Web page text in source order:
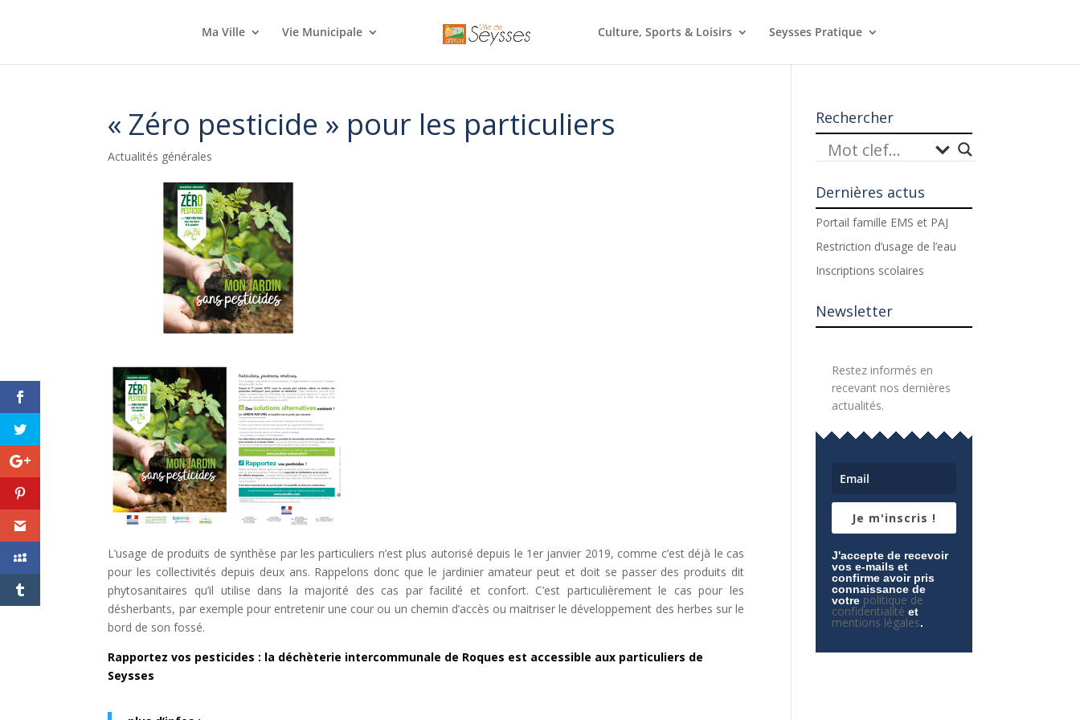
Ma Ville Vie Municipale Culture, Sports & Loisirs Seysses Pratique
« Zéro pesticide » pour les particuliers
Actualités générales
L’usage de produits de synthèse par les particuliers n’est plus autorisé depuis le 1er janvier 2019, comme c’est déjà le cas
pour les collectivités depuis deux ans. Rappelons donc que le jardinier amateur peut et doit se passer des produits dit
phytosanitaires qu’il utilise dans la majorité des cas par facilité et confort. C’est particulièrement le cas pour les
désherbants, par exemple pour entretenir une cour ou un chemin d’accès ou maitriser le développement des herbes sur le
bord de son fossé.
Rapportez vos pesticides : la déchèterie intercommunale de Roques est accessible aux particuliers de
Seysses
Rechercher
Dernières actus
Portail famille EMS et PAJ
Restriction d’usage de l’eau
Inscriptions scolaires
Newsletter
Restez informés en
recevant nos dernières
actualités.
Je m'inscris !
J'accepte de recevoir
vos e-mails et
confirme avoir pris
connaissance de
votre politique de
confidentialité et
mentions légales.